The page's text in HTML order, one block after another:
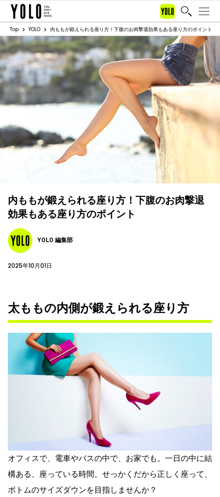
Top YOLO 内ももが鍛えられる座り方！下腹のお肉撃退効果もある座り方のポイント
内ももが鍛えられる座り方！下腹のお肉撃退
効果もある座り方のポイント
YOLO 編集部
2025年10月01日
太ももの内側が鍛えられる座り方
オフィスで、電車やバスの中で、お家でも。一日の中に結
構ある、座っている時間。せっかくだから正しく座って、
ボトムのサイズダウンを目指しませんか？